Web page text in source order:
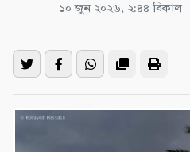
১০ জুন ২০২৬, ২:৪৪ বিকাল